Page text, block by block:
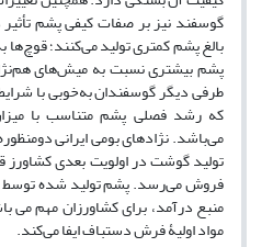
گوسفند نیز بر صفات کیفی پشم
بالغ پشم کمتری تولید می‌کنند؛
پشم بیشتری نسبت به میش‌های
طرفی دیگر گوسفندان به‌خوبی با
که رشد فصلی پشم متناسب با
می‌باشد. نژادهای بومی ایرانی
تولید گوشت در اولویت بعدی کشاورز
فروش می‌رسد. پشم تولید شده توسط
منبع درآمد، برای کشاورزان مهم
مواد اولیۀ فرش دستباف ایفا می‌کند.